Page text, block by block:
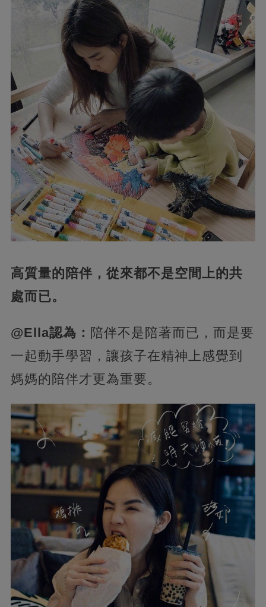
高質量的陪伴，從來都不是空間上的共
處而已。
@Ella認為： 陪伴不是陪著而已，而是要
一起動手學習，讓孩子在精神上感覺到
媽媽的陪伴才更為重要。